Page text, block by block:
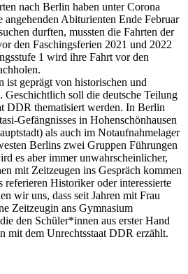
nach Berlin haben unter Corona
angehenden Abiturienten Ende Februar
durften, mussten die Fahrten der
den Faschingsferien 2021 und 2022
1 wird ihre Fahrt vor den
ist geprägt von historischen und
Geschichtlich soll die deutsche Teilung
DDR thematisiert werden. In Berlin
Gefängnisses in Hohenschönhausen
als auch im Notaufnahmelager
Berlins zwei Gruppen Führungen
es aber immer unwahrscheinlicher,
mit Zeitzeugen ins Gespräch kommen
referieren Historiker oder interessierte
wir uns, dass seit Jahren mit Frau
Zeitzeugin ans Gymnasium
den Schüler*innen aus erster Hand
mit dem Unrechtsstaat DDR erzählt.